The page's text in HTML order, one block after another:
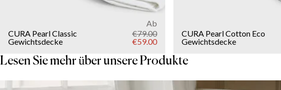
CURA Pearl Classic
Gewichtsdecke
Ab
€79.00
€59.00
CURA Pearl Cotton Eco
Gewichtsdecke
Lesen Sie mehr über unsere Produkte